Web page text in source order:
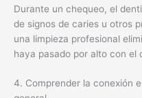
Durante un chequeo, el
de signos de caries u otros
una limpieza profesional
haya pasado por alto con el
4. Comprender la conexión